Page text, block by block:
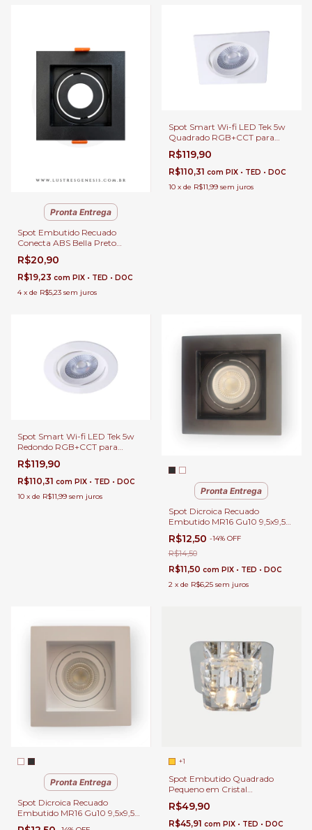
Pronta Entrega
Spot Embutido Recuado
Conecta ABS Bella Preto
Quadrado para Forro de Gesso
Lâmpada Mini Mr11 Soquete
Gu10 Quente, Fria ou Neutra
R$20,90
R$19,23 com PIX • TED • DOC
4 x de R$5,23 sem juros
Spot Smart Wi-fi LED Tek 5w
Quadrado RGB+CCT para
Sanca de Gesso - Taschibra
R$119,90
R$110,31 com PIX • TED • DOC
10 x de R$11,99 sem juros
Spot Smart Wi-fi LED Tek 5w
Redondo RGB+CCT para
Sanca de Gesso - Taschibra
R$119,90
R$110,31 com PIX • TED • DOC
10 x de R$11,99 sem juros
Pronta Entrega
Spot Dicroica Recuado
Embutido MR16 Gu10 9,5x9,5
Preto para Teto de Gesso e
Drywall
R$12,50 -14% OFF
R$14,50
R$11,50 com PIX • TED • DOC
2 x de R$6,25 sem juros
Pronta Entrega
Spot Dicroica Recuado
Embutido MR16 Gu10 9,5x9,5
Branco para Teto de Gesso e
+1
Spot Embutido Quadrado
Pequeno em Cristal
Transparente para Teto de
Gesso
R$49,90
R$45,91 com PIX • TED • DOC